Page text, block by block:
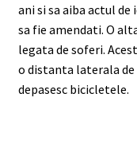
ani si sa aiba actul
sa fie amendati. O
legata de soferi.
o distanta laterala
depasesc bicicletele.